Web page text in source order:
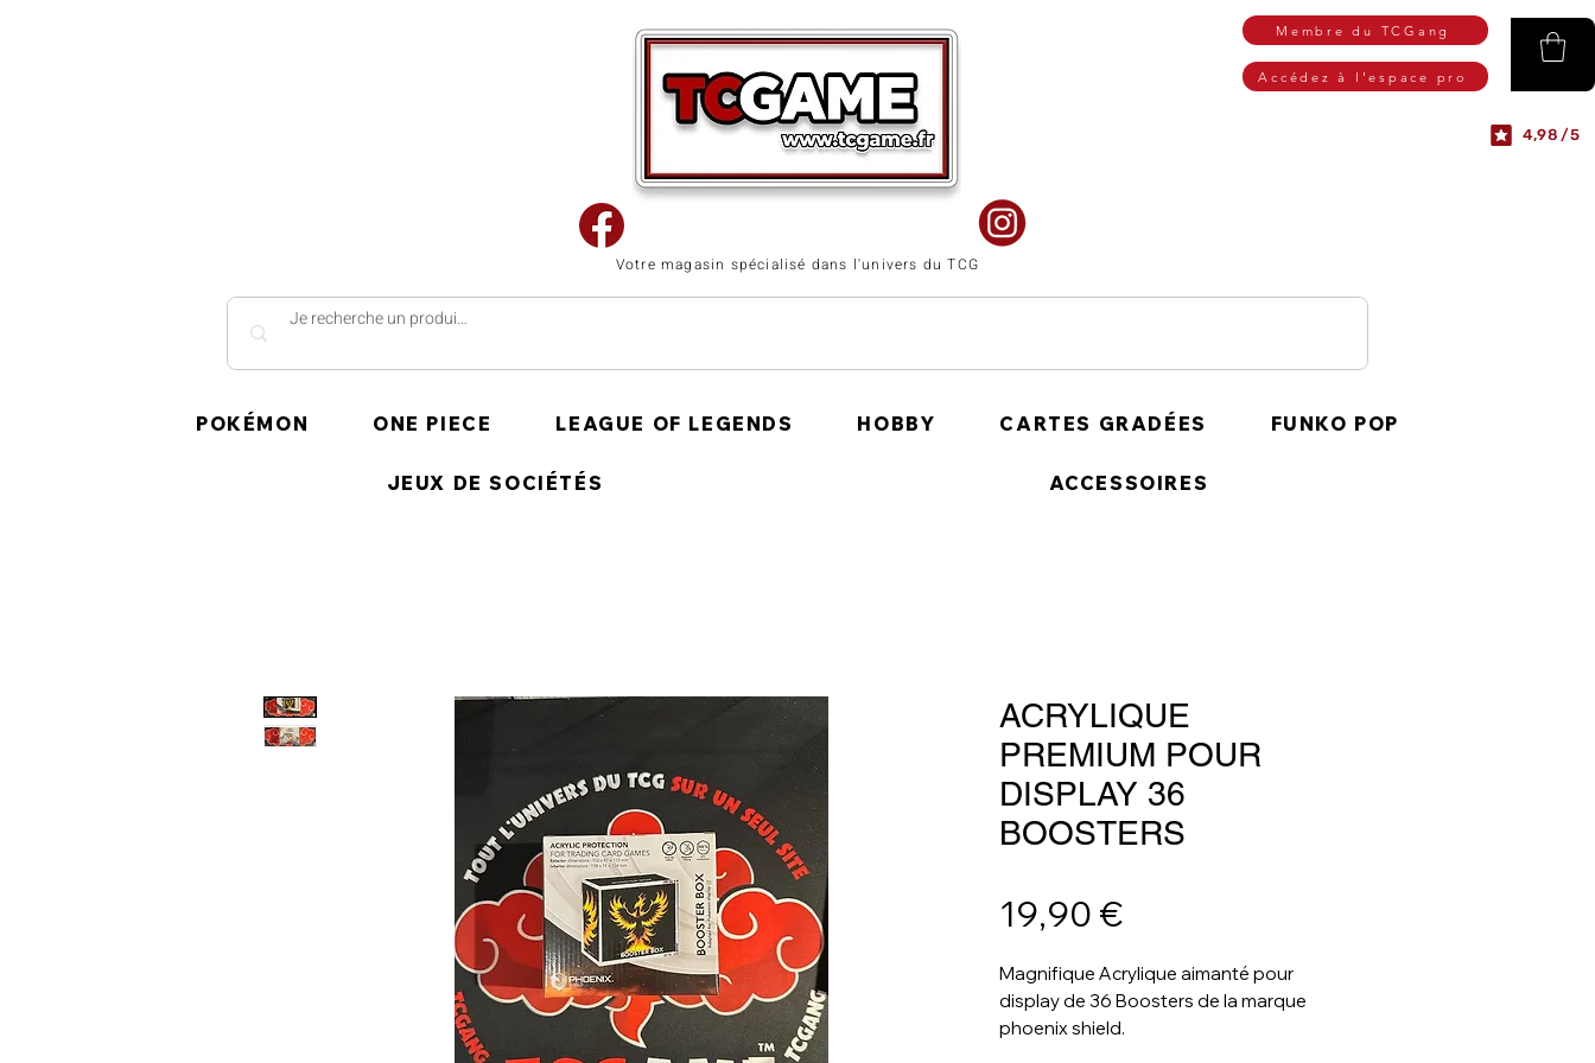
Membre du TCGang
Accédez à l'espace pro
4,98/5
Votre magasin spécialisé dans l'univers du TCG
POKÉMON ONE PIECE LEAGUE OF LEGENDS HOBBY CARTES GRADÉES FUNKO POP
JEUX DE SOCIÉTÉS ACCESSOIRES
ACRYLIQUE
PREMIUM POUR
DISPLAY 36
BOOSTERS
19,90 €Prix
Magnifique Acrylique aimanté pour
display de 36 Boosters de la marque
phoenix shield.